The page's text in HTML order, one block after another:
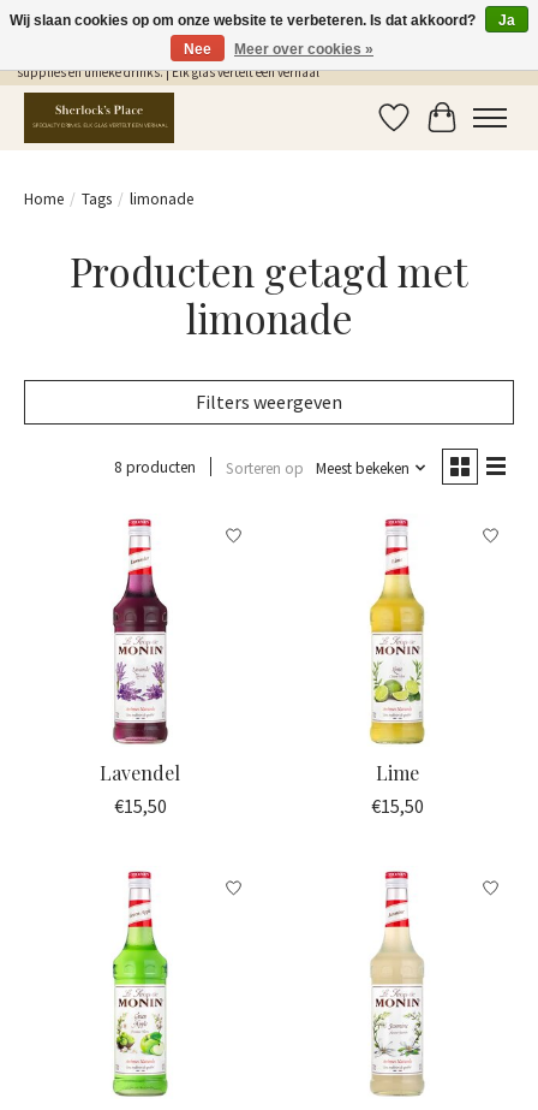
Gratis Verzending in NL vanaf €75,- | Sherlocks Place: dé plek voor MONIN siropen, bar
supplies en unieke drinks. | Elk glas vertelt een verhaal
Verlanglijst
Home / Tags / limonade
Producten getagd met
limonade
Filters weergeven
8 producten Sorteren op Meest bekeken
Lavendel
€15,50
Lime
€15,50
Wij slaan cookies op om onze website te verbeteren. Is dat akkoord?
Ja
Nee
Meer over cookies »